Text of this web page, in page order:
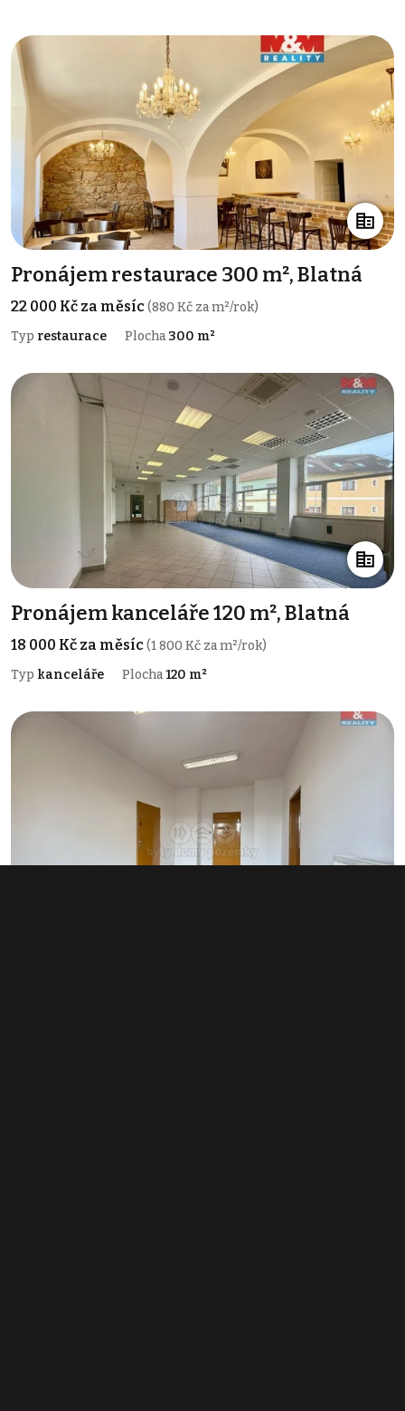
Pronájem restaurace 300 m², Blatná
22 000 Kč za měsíc(880 Kč za m²/rok)
Typ restaurace Plocha 300 m²
Pronájem kanceláře 120 m², Blatná
18 000 Kč za měsíc(1 800 Kč za m²/rok)
Typ kanceláře Plocha120 m²